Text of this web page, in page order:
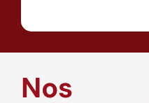
Nos